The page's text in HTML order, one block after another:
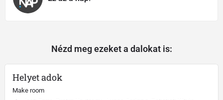
Nézd meg ezeket a dalokat is:
Helyet adok
Make room